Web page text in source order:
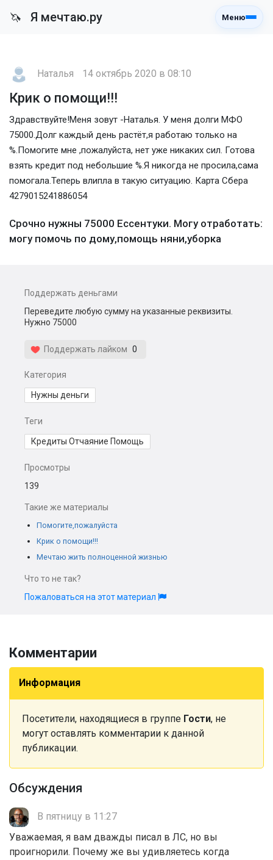
🦄 Я мечтаю.ру Меню
Наталья 14 октябрь 2020 в 08:10
Крик о помощи!!!
Здравствуйте!Меня зовут -Наталья. У меня долги МФО
75000.Долг каждый день растёт,я работаю только на
%.Помогите мне ,пожалуйста, нет уже никаких сил. Готова
взять кредит под небольшие %.Я никогда не просила,сама
помогала.Теперь влипла в такую ситуацию. Карта Сбера
4279015241886054
Срочно нужны 75000 Ессентуки. Могу отработать:
могу помочь по дому,помощь няни,уборка
Поддержать деньгами
Переведите любую сумму на указанные реквизиты.
Нужно 75000
Поддержать лайком 0
Категория
Нужны деньги
Теги
Кредиты Отчаяние Помощь
Просмотры
139
Такие же материалы
Помогите,пожалуйста
Крик о помощи!!!
Мечтаю жить полноценной жизнью
Что то не так?
Пожаловаться на этот материал
Комментарии
Информация
Посетители, находящиеся в группе Гости, не
могут оставлять комментарии к данной
публикации.
Обсуждения
В пятницу в 11:27
Уважаемая, я вам дважды писал в ЛС, но вы
проигнорили. Почему же вы удивляетесь когда